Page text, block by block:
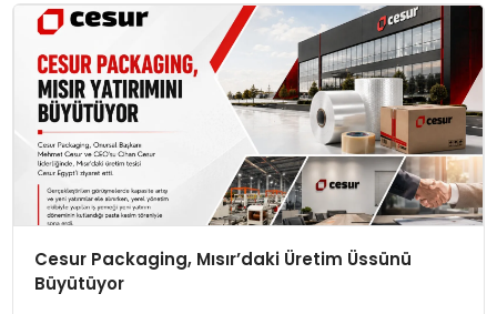
Cesur Packaging, Mısır’daki Üretim Üssünü
Büyütüyor